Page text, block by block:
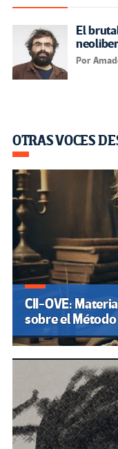
El
Por
OTRAS VOCES
CII-OVE:
sobre el